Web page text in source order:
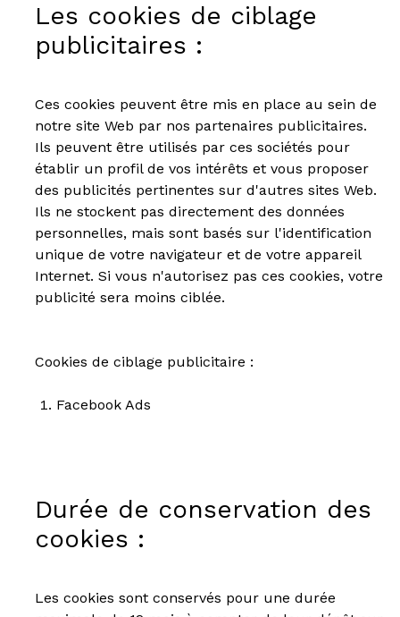
Les cookies de ciblage
publicitaires :
Ces cookies peuvent être mis en place au sein de
notre site Web par nos partenaires publicitaires.
Ils peuvent être utilisés par ces sociétés pour
établir un profil de vos intérêts et vous proposer
des publicités pertinentes sur d'autres sites Web.
Ils ne stockent pas directement des données
personnelles, mais sont basés sur l'identification
unique de votre navigateur et de votre appareil
Internet. Si vous n'autorisez pas ces cookies, votre
publicité sera moins ciblée.
Cookies de ciblage publicitaire :
Facebook Ads
Durée de conservation des
cookies :
Les cookies sont conservés pour une durée